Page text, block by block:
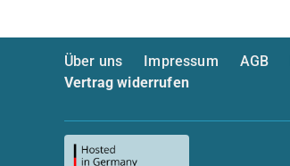
Über uns Impressum AGB
Vertrag widerrufen